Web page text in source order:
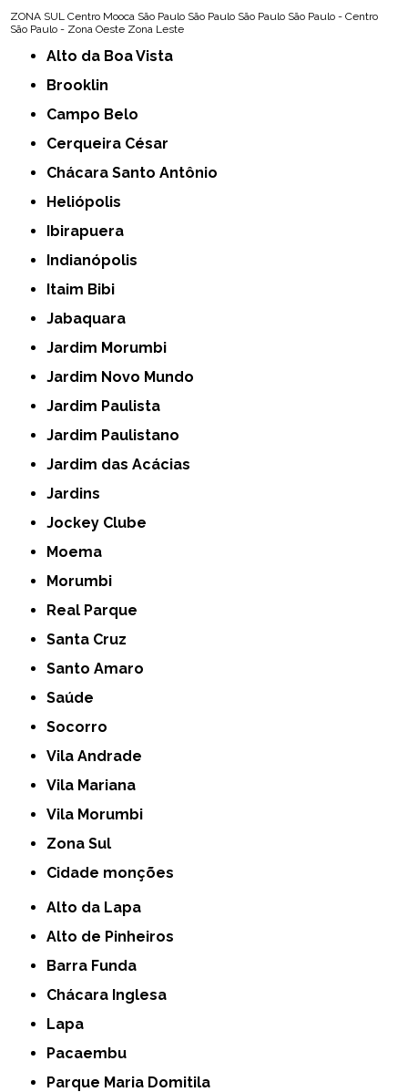
ZONA SUL Centro Mooca São Paulo São Paulo São Paulo São Paulo - Centro
São Paulo - Zona Oeste Zona Leste
Alto da Boa Vista
Brooklin
Campo Belo
Cerqueira César
Chácara Santo Antônio
Heliópolis
Ibirapuera
Indianópolis
Itaim Bibi
Jabaquara
Jardim Morumbi
Jardim Novo Mundo
Jardim Paulista
Jardim Paulistano
Jardim das Acácias
Jardins
Jockey Clube
Moema
Morumbi
Real Parque
Santa Cruz
Santo Amaro
Saúde
Socorro
Vila Andrade
Vila Mariana
Vila Morumbi
Zona Sul
cidade monções
Alto da Lapa
Alto de Pinheiros
Barra Funda
Chácara Inglesa
Lapa
Pacaembu
Parque Maria Domitila